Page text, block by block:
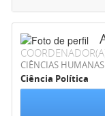
CIÊNCIAS HUMANAS
Ciência Política